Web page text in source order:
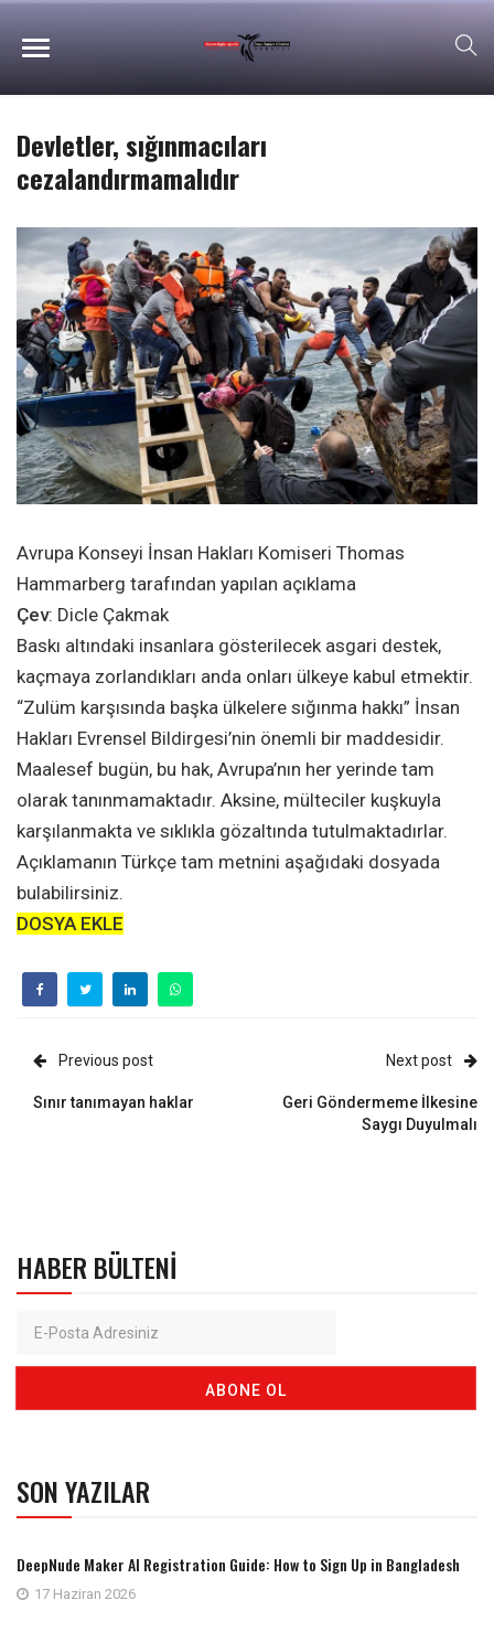
Devletler, sığınmacıları
cezalandırmamalıdır
Avrupa Konseyi İnsan Hakları Komiseri Thomas
Hammarberg tarafından yapılan açıklama
Çev: Dicle Çakmak
Baskı altındaki insanlara gösterilecek asgari destek,
kaçmaya zorlandıkları anda onları ülkeye kabul etmektir.
“Zulüm karşısında başka ülkelere sığınma hakkı” İnsan
Hakları Evrensel Bildirgesi’nin önemli bir maddesidir.
Maalesef bugün, bu hak, Avrupa’nın her yerinde tam
olarak tanınmamaktadır. Aksine, mülteciler kuşkuyla
karşılanmakta ve sıklıkla gözaltında tutulmaktadırlar.
Açıklamanın Türkçe tam metnini aşağıdaki dosyada
bulabilirsiniz.
DOSYA EKLE
Previous post
Sınır tanımayan haklar
Next post
Geri Göndermeme İlkesine
Saygı Duyulmalı
HABER BÜLTENI
SON YAZILAR
DeepNude Maker AI Registration Guide: How to Sign Up in Bangladesh
17 Haziran 2026